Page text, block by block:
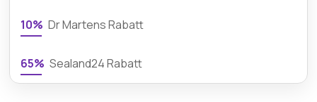
10% Dr Martens Rabatt
65% Sealand24 Rabatt